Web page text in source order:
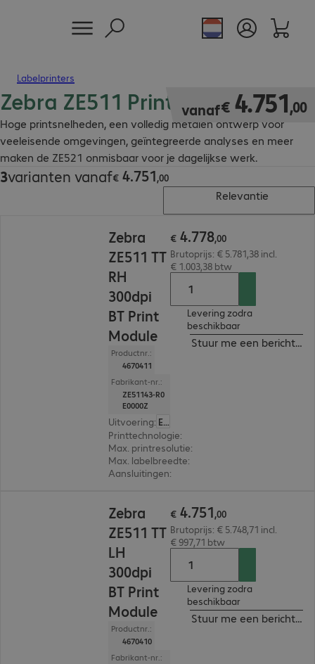
Labelprinters
Zebra ZE511 Printmodule
Hoge printsnelheden, een volledig metalen ontwerp voor
veeleisende omgevingen, geïntegreerde analyses en meer
maken de ZE521 onmisbaar voor je dagelijkse werk.
vanaf€ 4.751,00
€ 4.751,00
3varianten vanaf€ 4.751,00
€ 4.751,00
Relevantie
Zebra
ZE511 TT
RH
300dpi
BT Print
Module
Productnr.:
4670411
Fabrikant-nr.:
ZE51143-R0
E0000Z
Uitvoering: Europa
Printtechnologie:
Max. printresolutie:
Max. labelbreedte:
Aansluitingen:
€ 4.778,00
Brutoprijs: € 5.781,38 incl.
€ 1.003,38 btw
Levering zodra
beschikbaar
Stuur me een bericht
Zebra
ZE511 TT
LH
300dpi
BT Print
Module
Productnr.:
4670410
Fabrikant-nr.:
€ 4.751,00
Brutoprijs: € 5.748,71 incl.
€ 997,71 btw
Levering zodra
beschikbaar
Stuur me een bericht